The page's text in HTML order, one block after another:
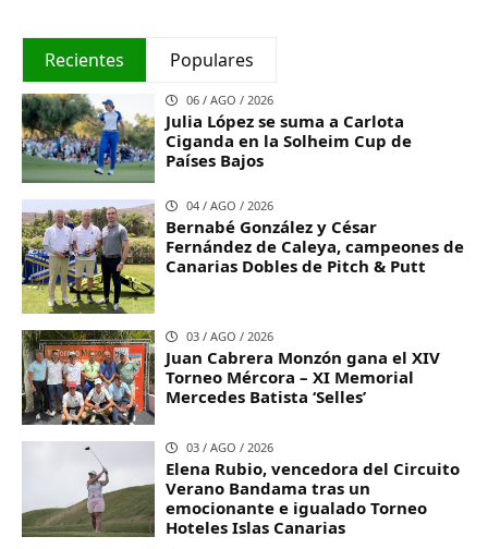
Recientes Populares
06 / AGO / 2026
Julia López se suma a Carlota
Ciganda en la Solheim Cup de
Países Bajos
04 / AGO / 2026
Bernabé González y César
Fernández de Caleya, campeones de
Canarias Dobles de Pitch & Putt
03 / AGO / 2026
Juan Cabrera Monzón gana el XIV
Torneo Mércora – XI Memorial
Mercedes Batista ‘Selles’
03 / AGO / 2026
Elena Rubio, vencedora del Circuito
Verano Bandama tras un
emocionante e igualado Torneo
Hoteles Islas Canarias